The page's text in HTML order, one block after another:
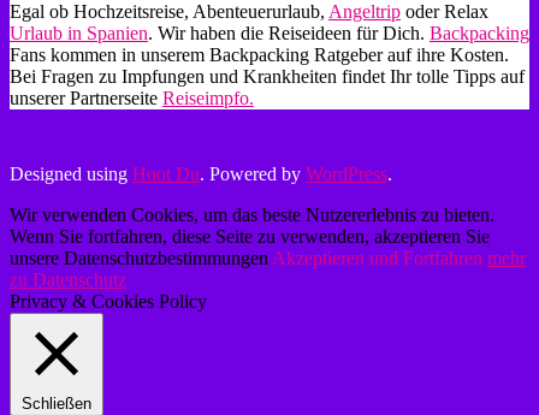
Egal ob Hochzeitsreise, Abenteuerurlaub, Angeltrip oder Relax
Urlaub in Spanien. Wir haben die Reiseideen für Dich. Backpacking
Fans kommen in unserem Backpacking Ratgeber auf ihre Kosten.
Bei Fragen zu Impfungen und Krankheiten findet Ihr tolle Tipps auf
unserer Partnerseite Reiseimpfo.
Designed using Hoot Du. Powered by WordPress.
Wir verwenden Cookies, um das beste Nutzererlebnis zu bieten.
Wenn Sie fortfahren, diese Seite zu verwenden, akzeptieren Sie
unsere Datenschutzbestimmungen Akzeptieren und Fortfahren mehr
zu Datenschutz
Privacy & Cookies Policy
Schließen